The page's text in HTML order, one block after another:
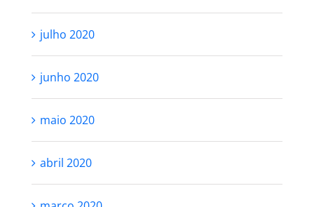
julho 2020
junho 2020
maio 2020
abril 2020